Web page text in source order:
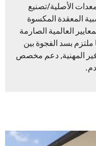
الأصلية/تصنيع
المعقدة المكسوة
العالمية الصارمة
بسد الفجوة بين
المهنية, دعم مخصص